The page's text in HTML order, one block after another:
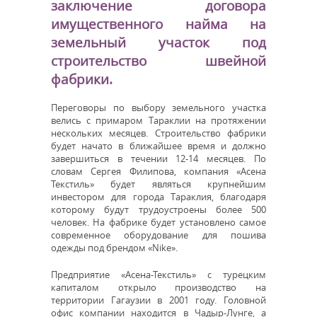
заключение договора
имущественного найма на
земельный участок под
строительство швейной
фабрики.
Переговоры по выбору земельного участка
велись с примаром Тараклии на протяжении
нескольких месяцев. Строительство фабрики
будет начато в ближайшее время и должно
завершиться в течении 12-14 месяцев. По
словам Сергея Филипова, компания «Асена
Текстиль» будет являться крупнейшим
инвестором для города Тараклия, благодаря
которому будут трудоустроены более 500
человек. На фабрике будет установлено самое
современное оборудование для пошива
одежды под брендом «Nike».
Предприятие «Асена-Текстиль» с турецким
капиталом открыло производство на
территории Гагаузии в 2001 году. Головной
офис компании находится в Чадыр-Лунге, а